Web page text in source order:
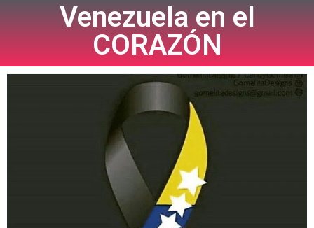
Venezuela en el
CORAZÓN